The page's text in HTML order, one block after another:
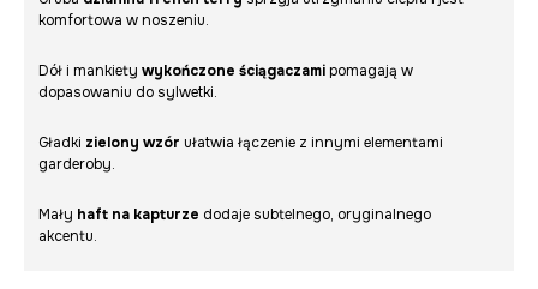
komfortowa w noszeniu.
Dół i mankiety wykończone ściągaczami pomagają w
dopasowaniu do sylwetki.
Gładki zielony wzór ułatwia łączenie z innymi elementami
garderoby.
Mały haft na kapturze dodaje subtelnego, oryginalnego
akcentu.